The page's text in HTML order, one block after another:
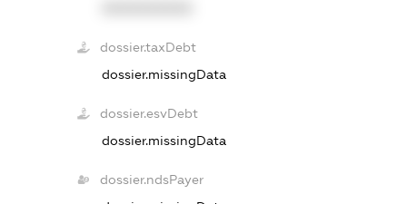
dossier.taxDebt
dossier.missingData
dossier.esvDebt
dossier.missingData
dossier.ndsPayer